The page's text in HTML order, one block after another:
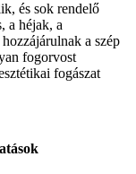
és sok rendelő
a héjak, a
a szép
fogorvost
fogászat